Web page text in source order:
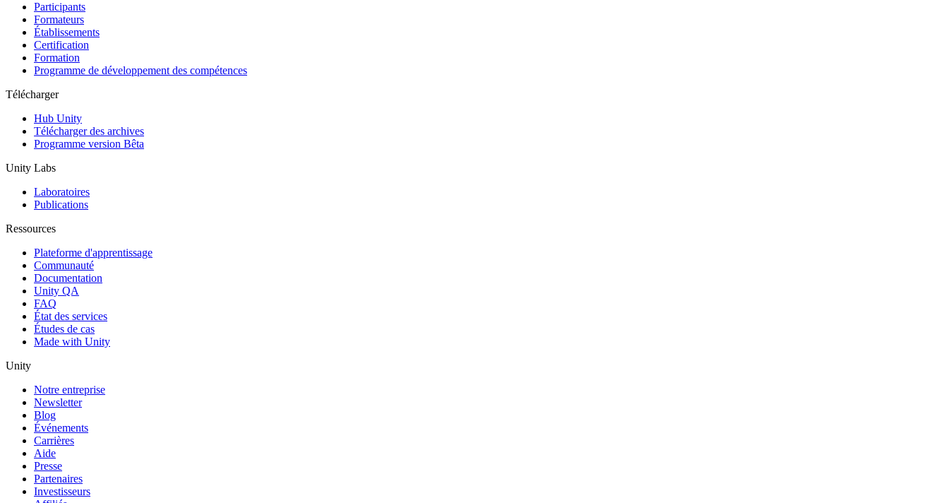
Participants
Formateurs
Établissements
Certification
Formation
Programme de développement des compétences
Télécharger
Hub Unity
Télécharger des archives
Programme version Bêta
Unity Labs
Laboratoires
Publications
Ressources
Plateforme d'apprentissage
Communauté
Documentation
Unity QA
FAQ
État des services
Études de cas
Made with Unity
Unity
Notre entreprise
Newsletter
Blog
Événements
Carrières
Aide
Presse
Partenaires
Investisseurs